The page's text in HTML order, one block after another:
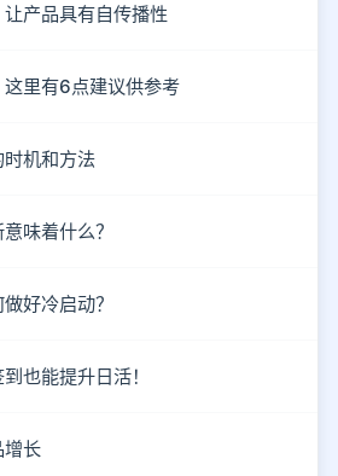
产品具有自传播性
里有6点建议供参考
机和方法
味着什么？
好冷启动？
也能提升日活！
增长